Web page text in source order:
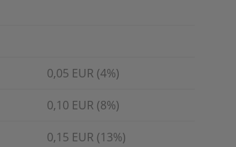
0,05 EUR (4%)
0,10 EUR (8%)
0,15 EUR (13%)